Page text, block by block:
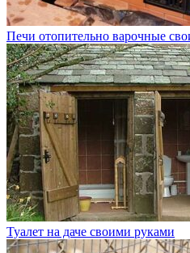
Печи отопительно варочные
Туалет на даче своими руками